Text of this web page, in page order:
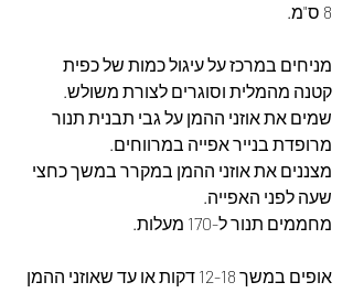
8 ס"מ.
מניחים במרכז על עיגול כמות של כפית
קטנה מהמלית וסוגרים לצורת משולש.
שמים את אוזני ההמן על גבי תבנית תנור
מרופדת בנייר אפייה במרווחים.
מצננים את אוזני ההמן במקרר במשך כחצי
שעה לפני האפייה.
מחממים תנור ל-170 מעלות.
אופים במשך 12-18 דקות או עד שאוזני ההמן